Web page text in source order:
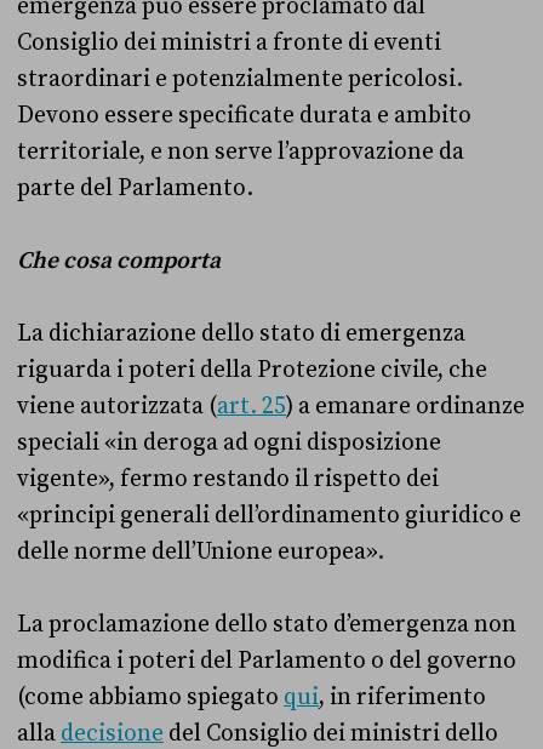
Consiglio dei ministri a fronte di eventi
straordinari e potenzialmente pericolosi.
Devono essere specificate durata e ambito
territoriale, e non serve l’approvazione da
parte del Parlamento.
Che cosa comporta
La dichiarazione dello stato di emergenza
riguarda i poteri della Protezione civile, che
viene autorizzata (art. 25) a emanare ordinanze
speciali «in deroga ad ogni disposizione
vigente», fermo restando il rispetto dei
«principi generali dell’ordinamento giuridico e
delle norme dell’Unione europea».
La proclamazione dello stato d’emergenza non
modifica i poteri del Parlamento o del governo
(come abbiamo spiegato qui, in riferimento
alla decisione del Consiglio dei ministri dello